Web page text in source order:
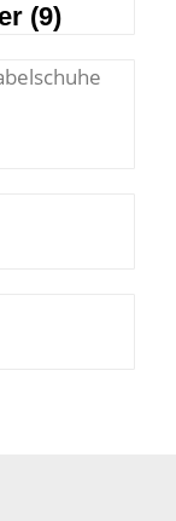
(9)